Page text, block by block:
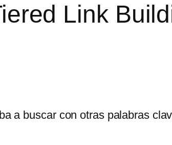
Link
a buscar con otras palabras